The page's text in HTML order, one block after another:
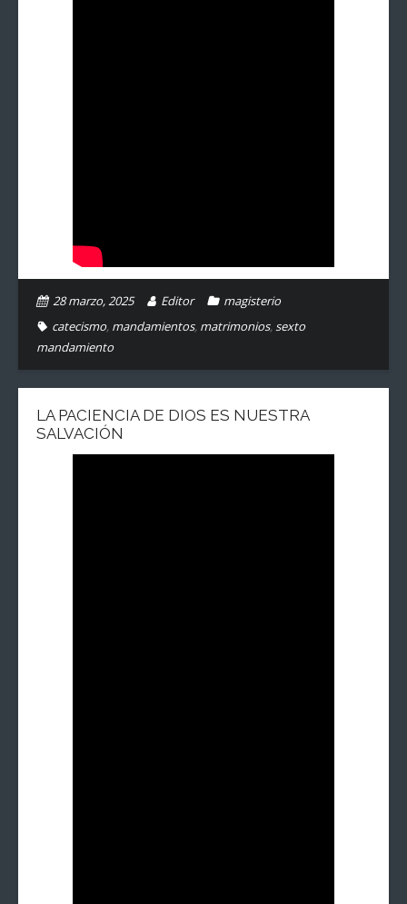
28 marzo, 2025 Editor
magisterio
catecismo, mandamientos, matrimonios,sexto
mandamiento
LA PACIENCIA DE DIOS ES NUESTRA
SALVACIÓN